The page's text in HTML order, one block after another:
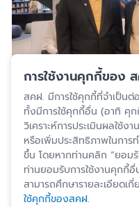
การใช้งานคุกกี้ของ
สคฝ. มีการใช้คุกกี้ที่จำเป็นต่
ทั้งมีการใช้คุกกี้อื่น (อาทิ คุก
วิเคราะห์การประเมินผลใช้
หรือเพิ่มประสิทธิภาพในการ
ขึ้น โดยหากท่านคลิก “ยอม
ท่านยอมรับการใช้งานคุกกี้
สามารถศึกษารายละเอียดเ
ใช้คุกกี้ของสคฝ.